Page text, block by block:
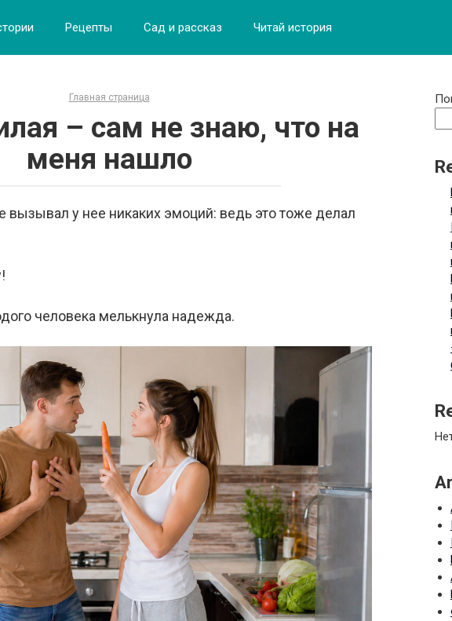
Рецепты Сад и рассказ Читай история
Главная страница
– сам не знаю, что на
меня нашло
вызывал у нее никаких эмоций: ведь это тоже делал
человека мелькнула надежда.